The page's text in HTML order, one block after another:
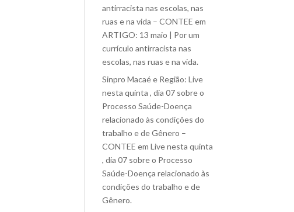
antirracista nas escolas, nas
ruas e na vida – CONTEE em
ARTIGO: 13 maio | Por um
currículo antirracista nas
escolas, nas ruas e na vida.
Sinpro Macaé e Região: Live
nesta quinta , dia 07 sobre o
Processo Saúde-Doença
relacionado às condições do
trabalho e de Gênero –
CONTEE emLive nesta quinta
, dia 07 sobre o Processo
Saúde-Doença relacionado às
condições do trabalho e de
Gênero.